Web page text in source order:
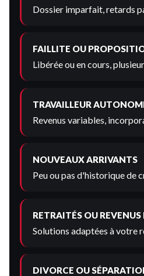
Dossier imparfait, retards
FAILLITE OU
Libérée ou en cours,
TRAVAILLEUR
Revenus variables,
NOUVEAUX ARRIVANTS
Peu ou pas d'historique de
RETRAITÉS OU REVENUS
Solutions adaptées à votre
DIVORCE OU